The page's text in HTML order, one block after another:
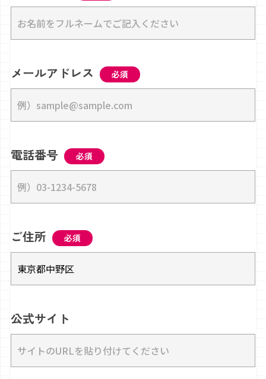
メールアドレス 必須
電話番号 必須
ご住所 必須
公式サイト